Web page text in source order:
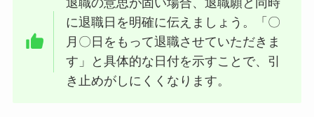
に退職日を明確に伝えましょう。「〇
月〇日をもって退職させていただきま
す」と具体的な日付を示すことで、引
き止めがしにくくなります。